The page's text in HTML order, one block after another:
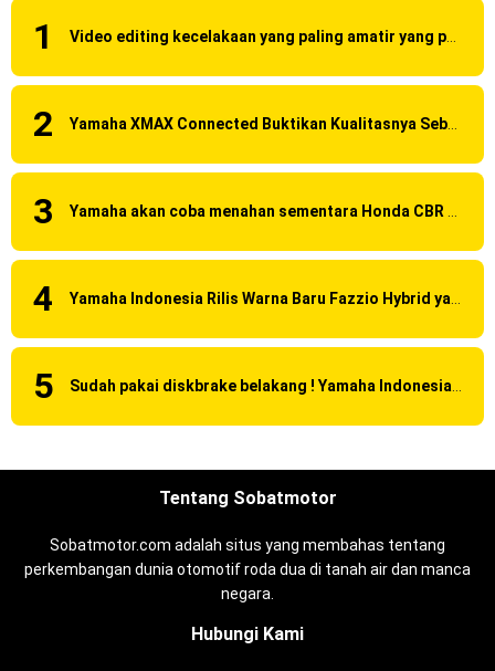
Video editing kecelakaan yang paling amatir yang pernah ane liat!
Yamaha XMAX Connected Buktikan Kualitasnya Sebagai Skutik Terbaik di Level Tertinggi
Yamaha akan coba menahan sementara Honda CBR 150R Facelift 2016 dengan menggunakan Yamaha R15 Suspensi OHLINS ?
Yamaha Indonesia Rilis Warna Baru Fazzio Hybrid yang lebih Eye Catchy & Kece Abis
Sudah pakai diskbrake belakang ! Yamaha Indonesia Resmi perkenalkan Aerox Alpha 155 Turbo !
Tentang Sobatmotor
Sobatmotor.com adalah situs yang membahas tentang
perkembangan dunia otomotif roda dua di tanah air dan manca
negara.
Hubungi Kami